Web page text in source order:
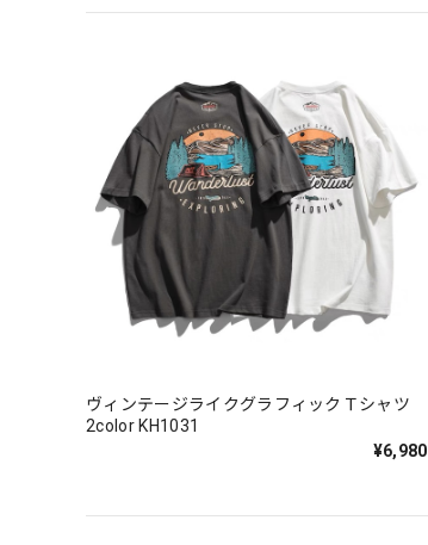
ヴィンテージライクグラフィックＴシャツ
2color KH1031
¥6,980